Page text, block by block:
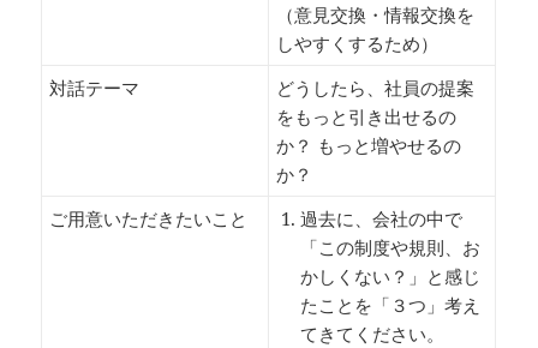
（意見交換・情報交換を
しやすくするため）
対話テーマ
どうしたら、社員の提案
をもっと引き出せるの
か？ もっと増やせるの
か？
ご用意いただきたいこと
過去に、会社の中で
「この制度や規則、お
かしくない？」と感じ
たことを「３つ」考え
てきてください。